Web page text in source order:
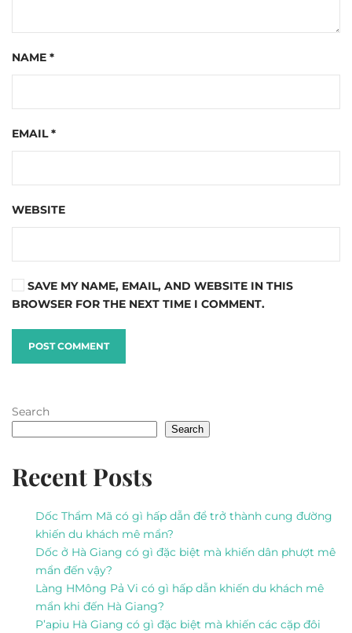
NAME *
EMAIL*
WEBSITE
SAVE MY NAME, EMAIL, AND WEBSITE IN THIS
BROWSER FOR THE NEXT TIME I COMMENT.
POST COMMENT
Search
Search
Recent Posts
Dốc Thẩm Mã có gì hấp dẫn để trở thành cung đường
khiến du khách mê mẩn?
Dốc ở Hà Giang có gì đặc biệt mà khiến dân phượt mê
mẩn đến vậy?
Làng HMông Pả Vi có gì hấp dẫn khiến du khách mê
mẩn khi đến Hà Giang?
P’apiu Hà Giang có gì đặc biệt mà khiến các cặp đôi